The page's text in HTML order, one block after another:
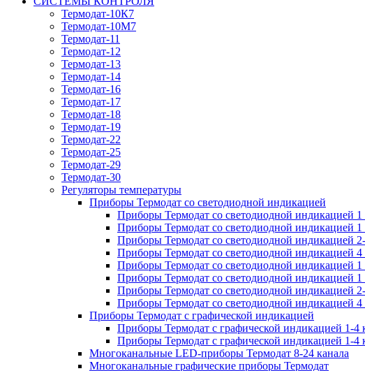
Термодат-10К7
Термодат-10М7
Термодат-11
Термодат-12
Термодат-13
Термодат-14
Термодат-16
Термодат-17
Термодат-18
Термодат-19
Термодат-22
Термодат-25
Термодат-29
Термодат-30
Регуляторы температуры
Приборы Термодат со светодиодной индикацией
Приборы Термодат со светодиодной индикацией
Приборы Термодат со светодиодной индикацией
Приборы Термодат со светодиодной индикацией
Приборы Термодат со светодиодной индикацией
Приборы Термодат со светодиодной индикацией
Приборы Термодат со светодиодной индикацией
Приборы Термодат со светодиодной индикацией
Приборы Термодат со светодиодной индикацией
Приборы Термодат с графической индикацией
Приборы Термодат с графической индикацией 1-4
Приборы Термодат с графической индикацией 1-4
Многоканальные LED-приборы Термодат 8-24 канала
Многоканальные графические приборы Термодат